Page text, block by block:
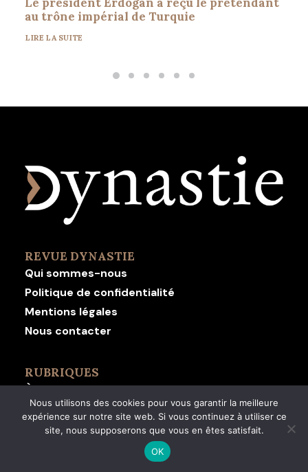
au trône impérial de Turquie
LIRE LA SUITE
REVUE DYNASTIE
Qui sommes-nous
Politique de confidentialité
Mentions légales
Nous contacter
RUBRIQUES
À la Une
Actualités royales
Portraits
Les dynasties dans le monde
Nous utilisons des cookies pour vous garantir la meilleure
expérience sur notre site web. Si vous continuez à utiliser ce
site, nous supposerons que vous en êtes satisfait.
OK